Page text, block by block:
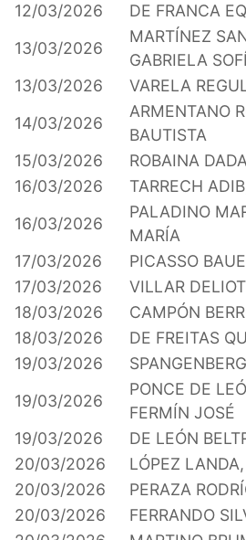
12/03/2026
DE FRANCA
13/03/2026
MARTÍNEZ
GABRIELA
13/03/2026
VARELA
14/03/2026
ARMENTANO
BAUTISTA
15/03/2026
ROBAINA
16/03/2026
TARRECH
16/03/2026
PALADINO
MARÍA
17/03/2026
PICASSO
17/03/2026
VILLAR
18/03/2026
CAMPÓN
18/03/2026
DE FREITAS
19/03/2026
19/03/2026
PONCE DE
FERMÍN JOSÉ
19/03/2026
DE LEÓN
20/03/2026
LÓPEZ
20/03/2026
PERAZA
20/03/2026
FERRANDO